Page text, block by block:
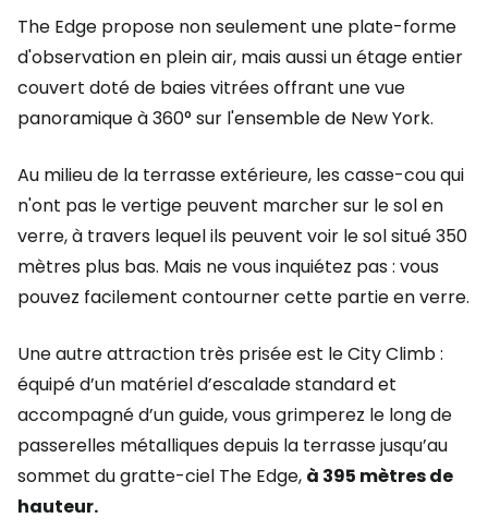
The Edge propose non seulement une plate-forme
d'observation en plein air, mais aussi un étage entier
couvert doté de baies vitrées offrant une vue
panoramique à 360° sur l'ensemble de New York.
Au milieu de la terrasse extérieure, les casse-cou qui
n'ont pas le vertige peuvent marcher sur le sol en
verre, à travers lequel ils peuvent voir le sol situé 350
mètres plus bas. Mais ne vous inquiétez pas : vous
pouvez facilement contourner cette partie en verre.
Une autre attraction très prisée est le City Climb :
équipé d’un matériel d’escalade standard et
accompagné d’un guide, vous grimperez le long de
passerelles métalliques depuis la terrasse jusqu’au
sommet du gratte-ciel The Edge, à 395 mètres de
hauteur.